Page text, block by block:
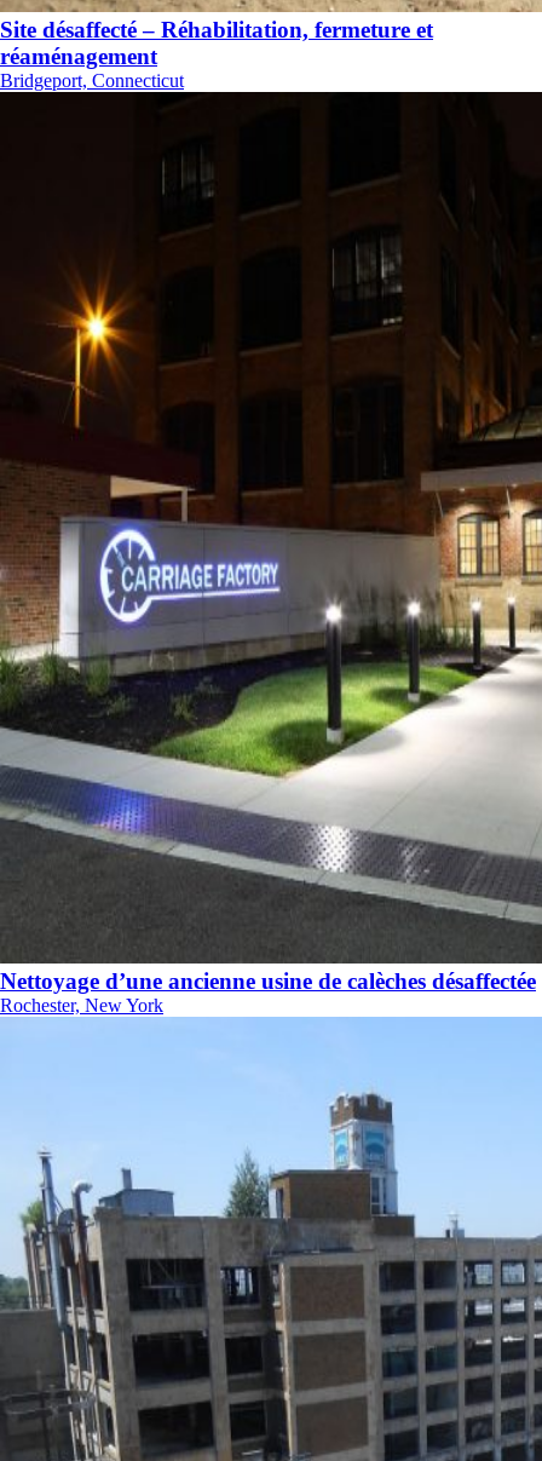
Site désaffecté – Réhabilitation, fermeture et
réaménagement
Bridgeport, Connecticut
Nettoyage d’une ancienne usine de calèches désaffectée
Rochester, New York